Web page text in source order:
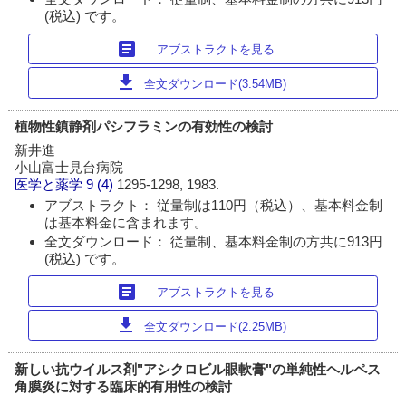
(税込) です。
article アブストラクトを見る
download 全文ダウンロード(3.54MB)
植物性鎮静剤パシフラミンの有効性の検討
新井進
小山富士見台病院
医学と薬学 9 (4) 1295-1298, 1983.
アブストラクト： 従量制は110円（税込）、基本料金制
は基本料金に含まれます。
全文ダウンロード： 従量制、基本料金制の方共に913円
(税込) です。
article アブストラクトを見る
download 全文ダウンロード(2.25MB)
新しい抗ウイルス剤"アシクロビル眼軟膏"の単純性ヘルペス
角膜炎に対する臨床的有用性の検討